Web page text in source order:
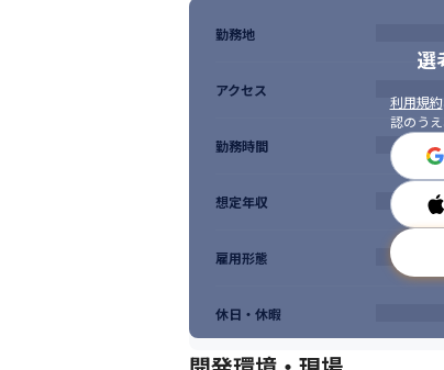
選
利用規約
認のう
勤務地
アクセス
勤務時間
想定年収
雇用形態
休日・休暇